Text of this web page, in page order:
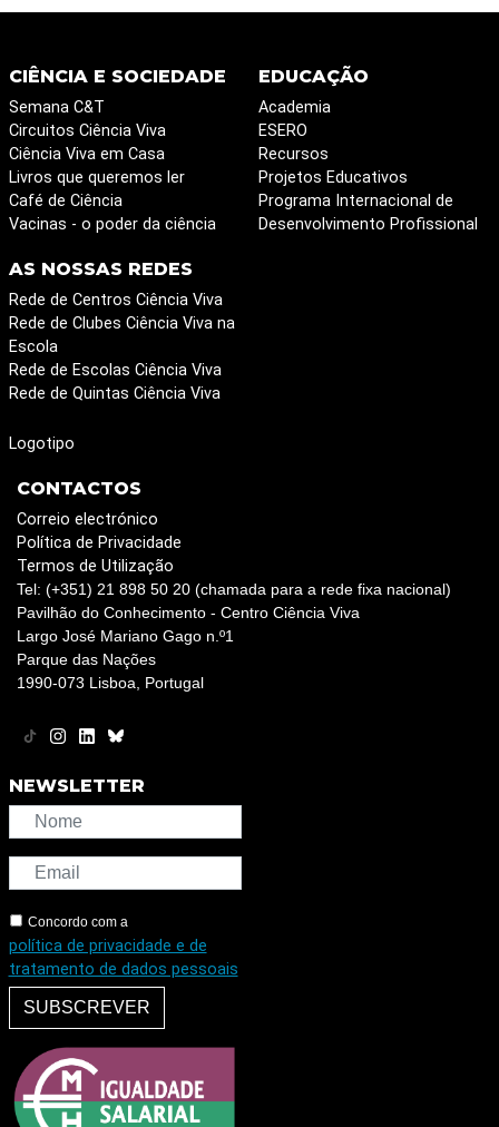
CIÊNCIA E SOCIEDADE
Semana C&T
Circuitos Ciência Viva
Ciência Viva em Casa
Livros que queremos ler
Café de Ciência
Vacinas - o poder da ciência
EDUCAÇÃO
Academia
ESERO
Recursos
Projetos Educativos
Programa Internacional de
Desenvolvimento Profissional
AS NOSSAS REDES
Rede de Centros Ciência Viva
Rede de Clubes Ciência Viva na
Escola
Rede de Escolas Ciência Viva
Rede de Quintas Ciência Viva
Logotipo
CONTACTOS
Correio electrónico
Política de Privacidade
Termos de Utilização
Tel: (+351) 21 898 50 20 (chamada para a rede fixa nacional)
Pavilhão do Conhecimento - Centro Ciência Viva
Largo José Mariano Gago n.º1
Parque das Nações
1990-073 Lisboa, Portugal
NEWSLETTER
Concordo com a
política de privacidade e de
tratamento de dados pessoais
SUBSCREVER